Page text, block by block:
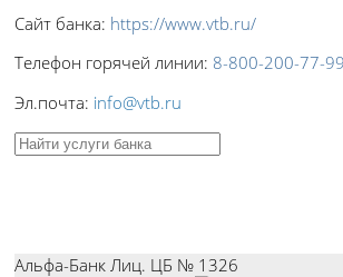
Сайт банка: https://www.vtb.ru/
Телефон горячей линии: 8-800-200-77-
Эл.почта: info@vtb.ru
Альфа-Банк Лиц. ЦБ № 1326